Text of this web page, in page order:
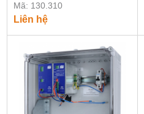
Mã: 130.310
Liên hệ